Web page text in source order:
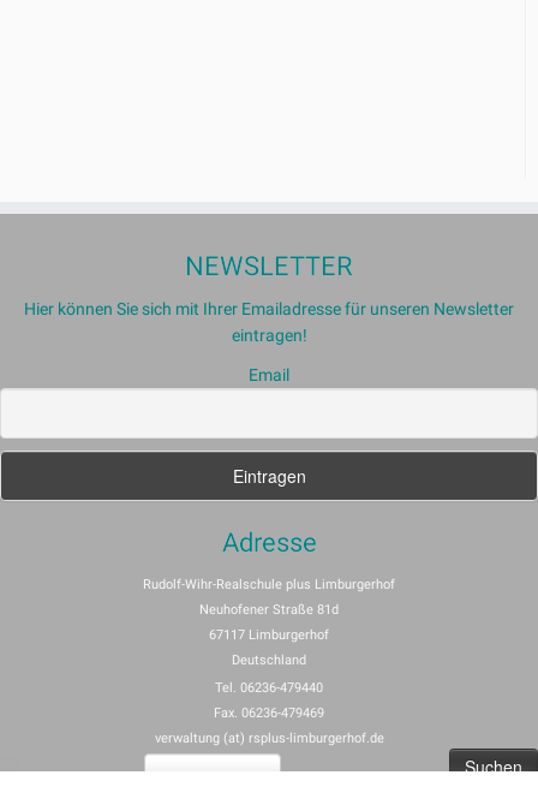
NEWSLETTER
Hier können Sie sich mit Ihrer Emailadresse für unseren Newsletter
eintragen!
Email
Adresse
Rudolf-Wihr-Realschule plus Limburgerhof
Neuhofener Straße 81d
67117 Limburgerhof
Deutschland
Tel. 06236-479440
Fax. 06236-479469
verwaltung (at) rsplus-limburgerhof.de